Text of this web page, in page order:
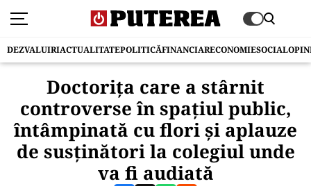
DEZVALUIRIACTUALITATEPOLITICĂFINANCIARECONOMIESOCIAL
Doctorița care a stârnit
controverse în spațiul public,
întâmpinată cu flori și aplauze
de susținători la colegiul unde
va fi audiată